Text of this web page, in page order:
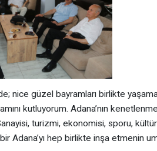
nice güzel bayramları birlikte
kutluyorum. Adana’nın
turizmi, ekonomisi, sporu,
Adana’yı hep birlikte inşa etmenin